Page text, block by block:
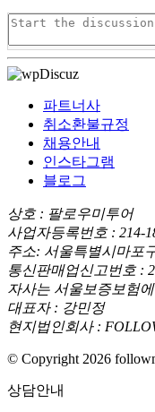
파트너사
취소환불규정
채용안내
인스타그램
블로그
상호 : 팔로우미투어
사업자등록번호 : 214-
주소: 서울특별시마포
통신판매업신고번호 :
자사는 서울보증보험
대표자 : 강민정
현지법인회사 :
© Copyright 2026
상담안내